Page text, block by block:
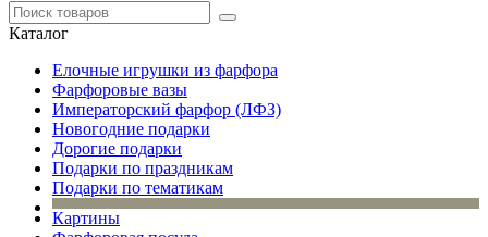
Каталог
Елочные игрушки из фарфора
Фарфоровые вазы
Императорский фарфор (ЛФЗ)
Новогодние подарки
Дорогие подарки
Подарки по праздникам
Подарки по тематикам
Картины